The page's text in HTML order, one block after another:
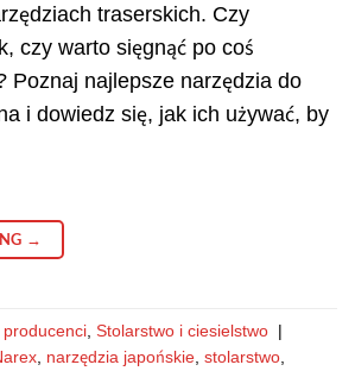
traserskich. Czy
czy warto sięgnąć po coś
Poznaj najlepsze narzędzia do
i dowiedz się, jak ich używać, by
→
producenci Stolarstwo i ciesielstwo |
narzędzia japońskie stolarstwo